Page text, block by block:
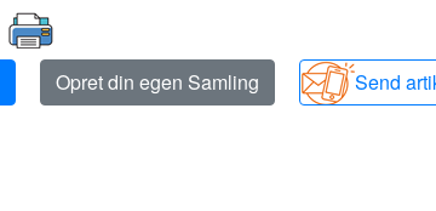
Opret din egen Samling Send